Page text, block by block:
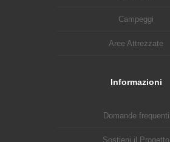
Campeggi
Aree Attrezzate
Informazioni
Domande frequenti
Sostieni il Progetto